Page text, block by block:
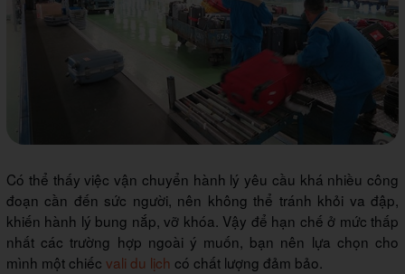
Có thể thấy việc vận chuyển hành lý yêu cầu khá nhiều công
đoạn cần đến sức người, nên không thể tránh khỏi va đập,
khiến hành lý bung nắp, vỡ khóa. Vậy để hạn chế ở mức thấp
nhất các trường hợp ngoài ý muốn, bạn nên lựa chọn cho
mình một chiếc vali du lịch có chất lượng đảm bảo.